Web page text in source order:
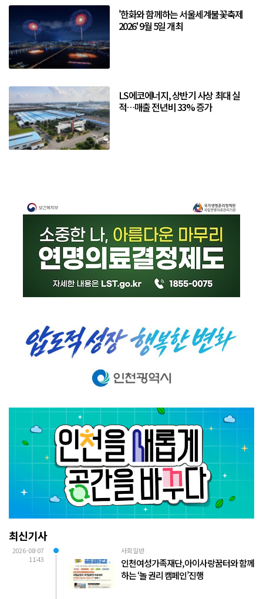
'한화와 함께하는 서울세계불꽃축제
2026' 9월 5일 개최
LS에코에너지, 상반기 사상 최대 실
적…매출 전년비 33% 증가
최신기사
2026-08-07
11:43
사회일반
인천여성가족재단, 아이사랑꿈터와 함께
하는 ‘놀 권리 캠페인’진행